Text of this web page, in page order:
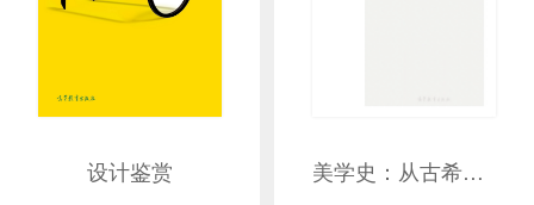
设计鉴赏 美学史：从古希腊到当代